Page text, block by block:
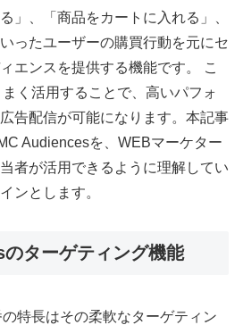
」、「商品をカートに入れる」、
ったユーザーの購買行動を元にセ
エンスを提供する機能です。 こ
く活用することで、高いパフォ
告配信が可能になります。本記事
Audiencesを、WEBマーケター
者が活用できるように理解してい
ンとします。
ターゲティング機能
特長はその柔軟なターゲティン